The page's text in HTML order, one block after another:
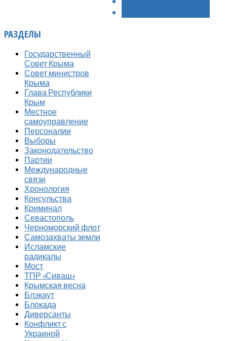
РАЗДЕЛЫ
Государственный
Совет Крыма
Совет министров
Крыма
Глава Республики
Крым
Местное
самоуправление
Персоналии
Выборы
Законодательство
Партии
Международные
связи
Хронология
Консульства
Криминал
Севастополь
Черноморский флот
Самозахваты земли
Исламские
радикалы
Мост
ТПР «Сиваш»
Крымская весна
Блэкаут
Блокада
Диверсанты
Конфликт с
Украиной